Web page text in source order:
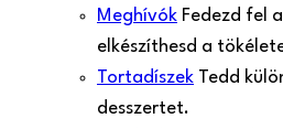
Meghívók Fedezd fel
elkészíthesd a
Tortadíszek Tedd
desszertet.